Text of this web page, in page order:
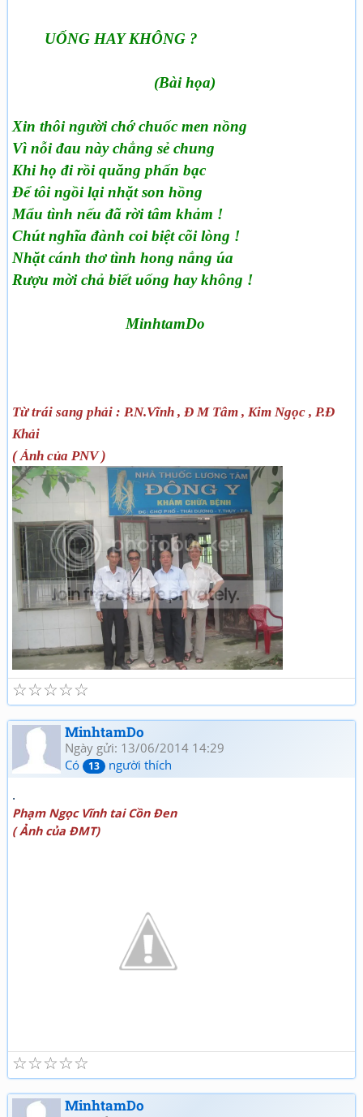
UỐNG HAY KHÔNG ?
(Bài họa)
Xin thôi người chớ chuốc men nồng
Vì nỗi đau này chẳng sẻ chung
Khi họ đi rồi quăng phấn bạc
Để tôi ngồi lại nhặt son hồng
Mẩu tình nếu đã rời tâm khảm !
Chút nghĩa đành coi biệt cõi lòng !
Nhặt cánh thơ tình hong nắng úa
Rượu mời chả biết uống hay không !
MinhtamDo
Từ trái sang phải : P.N.Vĩnh , Đ M Tâm , Kim Ngọc , P.Đ
Khải
( Ảnh của PNV )
☆
☆
☆
☆
☆
MinhtamDo
Ngày gửi: 13/06/2014 14:29
Có
13 người thích
.
Phạm Ngọc Vĩnh tai Cồn Đen
( Ảnh của ĐMT)
☆
☆
☆
☆
☆
MinhtamDo